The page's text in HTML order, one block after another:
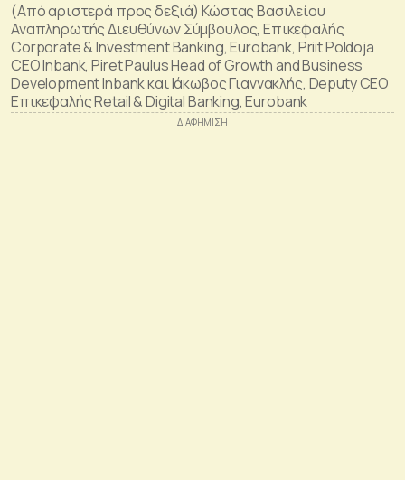
(Από αριστερά προς δεξιά) Κώστας Βασιλείου
Αναπληρωτής Διευθύνων Σύμβουλος, Επικεφαλής
Corporate & Investment Banking, Eurobank, Priit Poldoja
CEO Inbank, Piret Paulus Head of Growth and Business
Development Inbank και Ιάκωβος Γιαννακλής, Deputy CEO
Επικεφαλής Retail & Digital Banking, Eurobank